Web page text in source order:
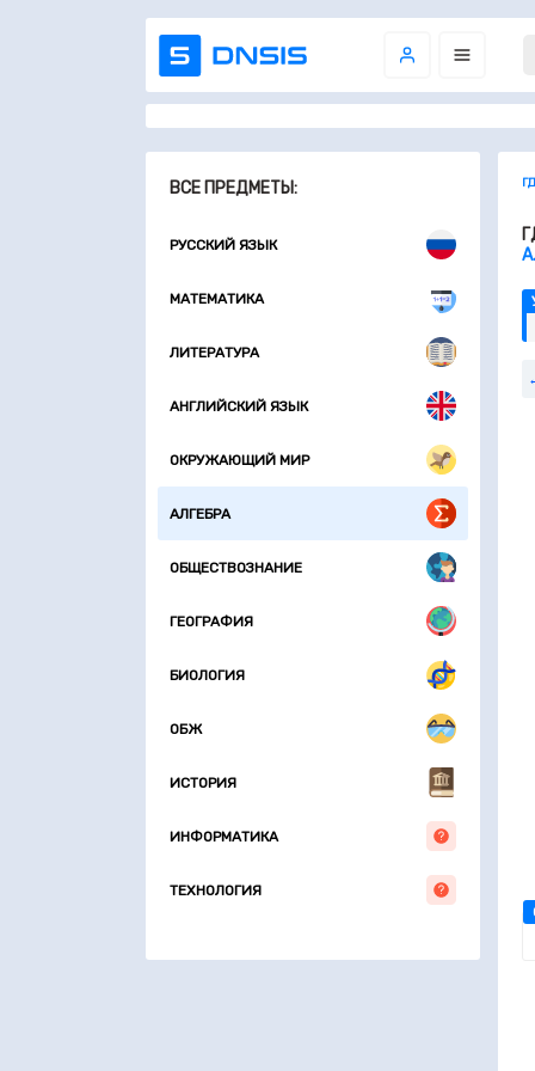
ВСЕ ПРЕДМЕТЫ:
РУССКИЙ ЯЗЫК
МАТЕМАТИКА
ЛИТЕРАТУРА
АНГЛИЙСКИЙ ЯЗЫК
ОКРУЖАЮЩИЙ МИР
АЛГЕБРА
ОБЩЕСТВОЗНАНИЕ
ГЕОГРАФИЯ
БИОЛОГИЯ
ОБЖ
ИСТОРИЯ
ИНФОРМАТИКА
ТЕХНОЛОГИЯ